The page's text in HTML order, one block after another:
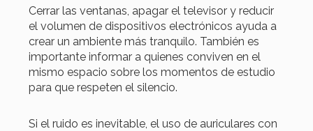
Cerrar las ventanas, apagar el televisor y reducir
el volumen de dispositivos electrónicos ayuda a
crear un ambiente más tranquilo. También es
importante informar a quienes conviven en el
mismo espacio sobre los momentos de estudio
para que respeten el silencio.
Si el ruido es inevitable, el uso de auriculares con